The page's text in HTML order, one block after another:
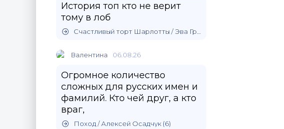
История топ кто не верит
тому в лоб
Счастливый торт Шарлотты / Эва Гринерс
Валентина 06.08.26
Огромное количество
сложных для русских имен и
фамилий. Кто чей друг, а кто
враг,
Поход / Алексей Осадчук (6)